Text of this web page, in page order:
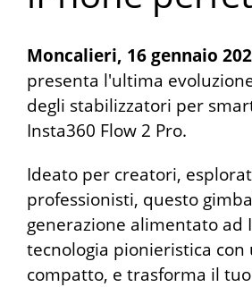
Moncalieri, 16 gennaio
presenta l'ultima
degli stabilizzatori per
Insta360 Flow 2 Pro.
Ideato per creatori,
professionisti, questo
generazione alimentato ad
tecnologia pionieristica con
compatto, e trasforma il